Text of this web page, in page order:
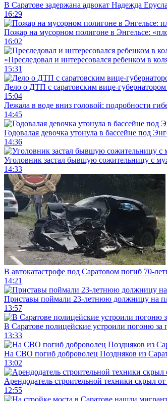
В Саратове задержана адвокат Надежда
16:29
Пожар на мусорном полигоне в Энгельсе:
16:02
«Преследовал и интересовался ребенком в
15:31
Дело о ДТП с саратовским вице-
15:04
Лежала в воде вниз головой: подробности
14:45
Годовалая девочка утонула в бассейне под
14:36
Уголовник застал бывшую сожительницу с
14:33
В автокатастрофе под Саратовом погиб 70-
14:21
Приставы поймали 23-летнюю должницу на
13:57
В Саратове полицейские устроили погоню за
13:33
На СВО погиб доброволец Поздняков из
13:02
Арендодатель строительной техники скрыл
12:55